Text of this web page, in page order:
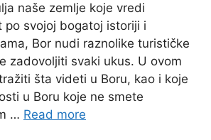
naše zemlje koje vredi
po svojoj bogatoj istoriji i
Bor nudi raznolike turističke
zadovoljiti svaki ukus. U ovom
šta videti u Boru, kao i koje
u Boru koje ne smete
… Read more